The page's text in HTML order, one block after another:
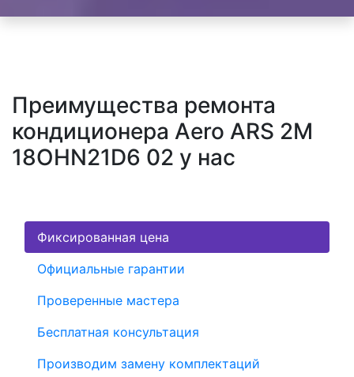
Преимущества ремонта
кондиционера Aero ARS 2M
18OHN21D6 02 у нас
Фиксированная цена
Официальные гарантии
Проверенные мастера
Бесплатная консультация
Производим замену комплектаций